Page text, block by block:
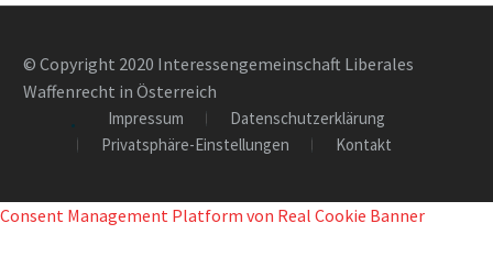
© Copyright 2020 Interessengemeinschaft Liberales
Waffenrecht in Österreich
Impressum
Datenschutzerklärung
Privatsphäre-Einstellungen
Kontakt
Consent Management Platform von Real Cookie Banner